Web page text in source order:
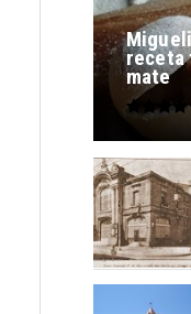
receta
mate